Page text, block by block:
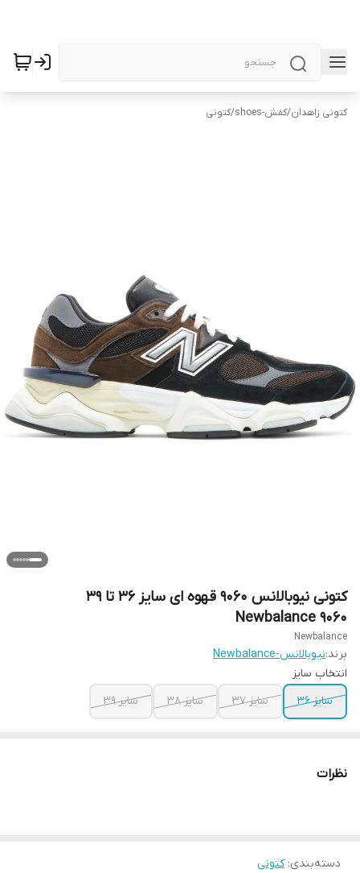
کتونی زاهدان/کفش-shoes /کتونی
کتونی نیوبالانس 9060 قهوه ای سایز ۳۶ تا ۳۹
Newbalance 9060
Newbalance
برند:نیوبالانس-Newbalance
انتخاب سایز
سایز ۳۶
سایز ۳۷ سایز ۳۸ سایز ۳۹
نظرات
دسته‌بندی:کتونی